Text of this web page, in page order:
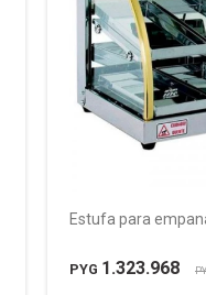
Estufa para
PYG 1.323.968